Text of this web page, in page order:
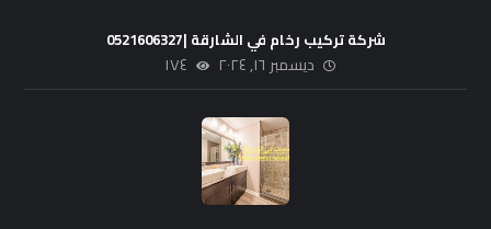
شركة تركيب رخام في الشارقة |0521606327
ديسمبر ١٦, ٢٠٢٤ ١٧٤